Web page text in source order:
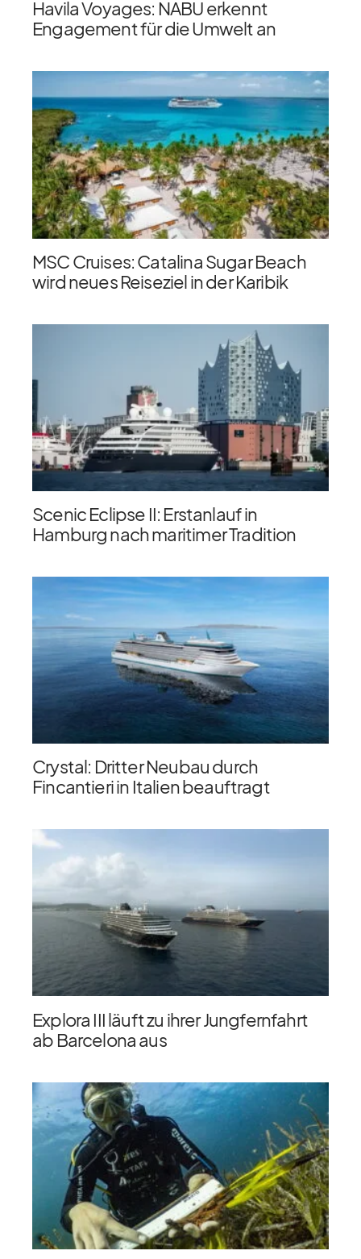
Havila Voyages: NABU erkennt
Engagement für die Umwelt an
MSC Cruises: Catalina Sugar Beach
wird neues Reiseziel in der Karibik
Scenic Eclipse II: Erstanlauf in
Hamburg nach maritimer Tradition
Crystal: Dritter Neubau durch
Fincantieri in Italien beauftragt
Explora III läuft zu ihrer Jungfernfahrt
ab Barcelona aus